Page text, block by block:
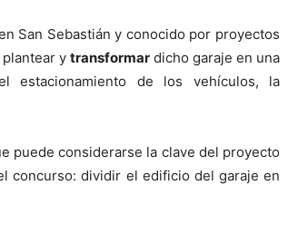
San Sebastián y conocido por proyectos
y transformardicho garaje en una
estacionamiento de los vehículos, la
puede considerarse la clave del proyecto
concurso: dividir el edificio del garaje en